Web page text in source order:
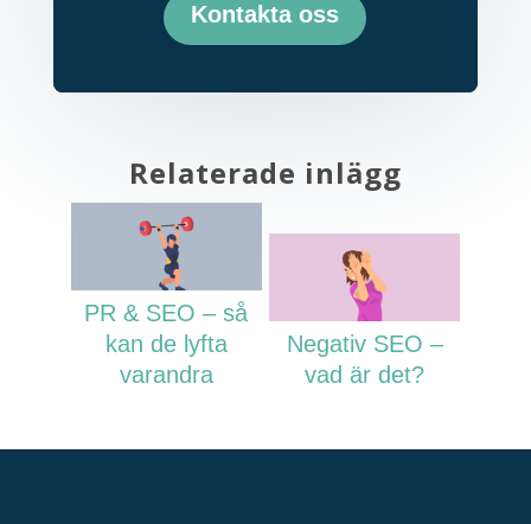
Kontakta oss
Relaterade inlägg
PR & SEO – så
kan de lyfta
varandra
Negativ SEO –
vad är det?